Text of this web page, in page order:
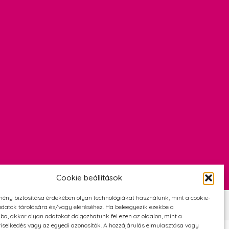
Cookie beállítások
biztosítása érdekében olyan technológiákat használunk, mint a cookie-
tárolására és/vagy eléréséhez. Ha beleegyezik ezekbe a
akkor olyan adatokat dolgozhatunk fel ezen az oldalon, mint a
vagy az egyedi azonosítók. A hozzájárulás elmulasztása vagy
FeltételekAdatvédelmi és cookie tájékoztató